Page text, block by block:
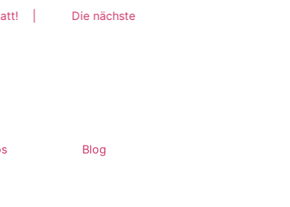
| Die nächste TopJob Messe findet am
Blog